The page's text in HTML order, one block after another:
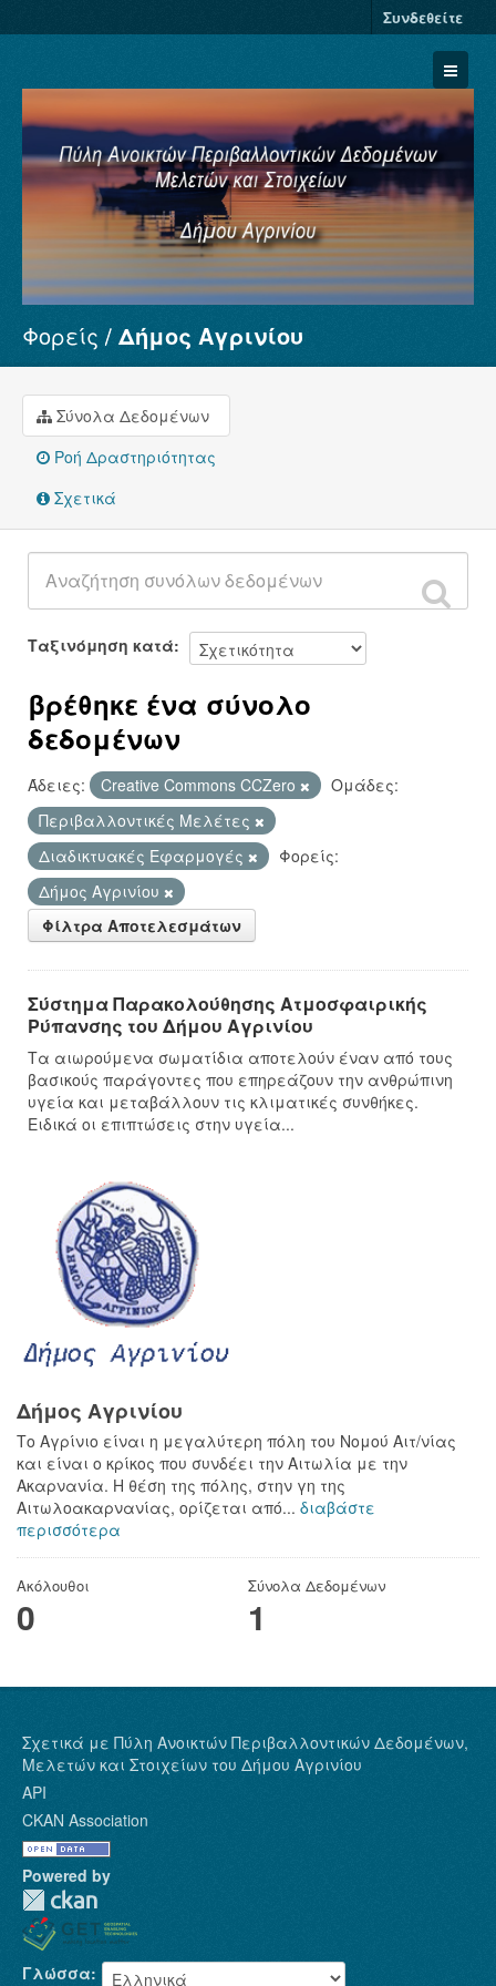
Συνδεθείτε
Σύνολα Δεδομένων
Φορείς
Ομάδες
Σχετικά
Φορείς Δήμος Αγρινίου
Σύνολα Δεδομένων
Ροή Δραστηριότητας
Σχετικά
Ταξινόμηση κατά
βρέθηκε ένα σύνολο
δεδομένων
Άδειες: Creative Commons CCZero
Ομάδες:
Περιβαλλοντικές Μελέτες
Διαδικτυακές Εφαρμογές
Φορείς:
Δήμος Αγρινίου
Φίλτρα Αποτελεσμάτων
Σύστημα Παρακολούθησης Ατμοσφαιρικής
Ρύπανσης του Δήμου Αγρινίου
Τα αιωρούμενα σωματίδια αποτελούν έναν από τους
βασικούς παράγοντες που επηρεάζουν την ανθρώπινη
υγεία και μεταβάλλουν τις κλιματικές συνθήκες.
Ειδικά οι επιπτώσεις στην υγεία...
Δήμος Αγρινίου
Το Αγρίνιο είναι η μεγαλύτερη πόλη του Νομού Αιτ/νίας
και είναι ο κρίκος που συνδέει την Αιτωλία με την
Ακαρνανία. Η θέση της πόλης, στην γη της
Αιτωλοακαρνανίας, ορίζεται από... διαβάστε
περισσότερα
Ακόλουθοι
0
Σύνολα Δεδομένων
1
Σχετικά με Πύλη Ανοικτών Περιβαλλοντικών Δεδομένων,
Μελετών και Στοιχείων του Δήμου Αγρινίου
API
CKAN Association
Powered by
Γλώσσα